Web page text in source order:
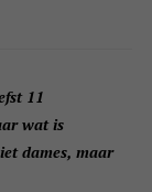
11
wat is
dames, maar